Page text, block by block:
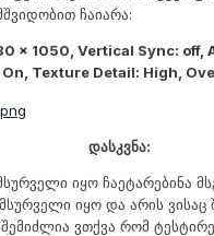
ჩაიარა:
x 1050, Vertical Sync: off,
Texture Detail: High,
დასკვნა:
იყო ჩაეტარებინა
იყო და არის ვისაც
ვთქვა რომ